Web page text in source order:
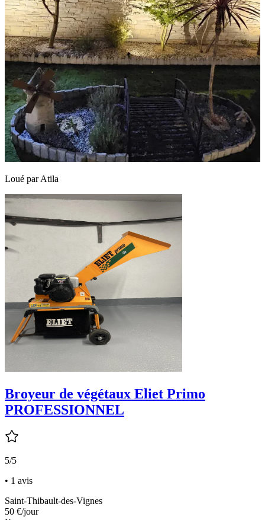
Loué parAtila
Broyeur de végétaux Eliet Primo
PROFESSIONNEL
5/5
• 1 avis
Saint-Thibault-des-Vignes
50 €/jour